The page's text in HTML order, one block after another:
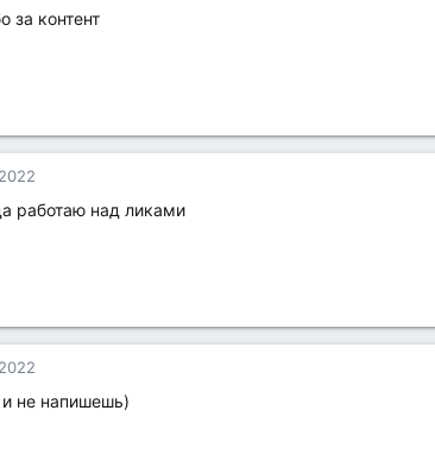
за контент
работаю над ликами
не напишешь)